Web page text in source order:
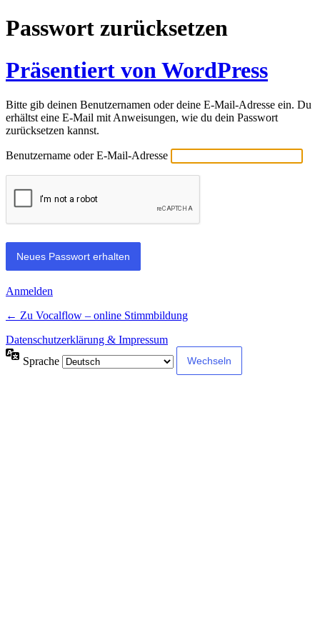
Passwort zurücksetzen
Präsentiert von WordPress
Bitte gib deinen Benutzernamen oder deine E-Mail-Adresse ein. Du
erhältst eine E-Mail mit Anweisungen, wie du dein Passwort
zurücksetzen kannst.
Benutzername oder E-Mail-Adresse
Anmelden
← Zu Vocalflow – online Stimmbildung
Datenschutzerklärung & Impressum
Sprache